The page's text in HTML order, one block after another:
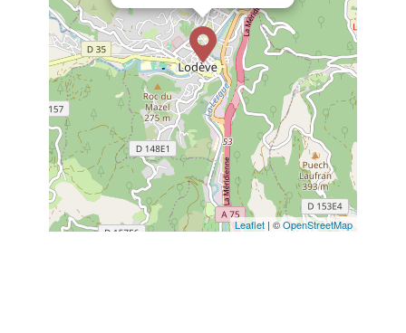
Leaflet| ©OpenStreetMap